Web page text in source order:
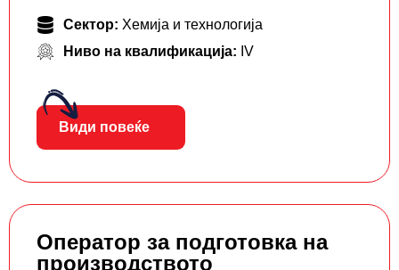
Сектор: Хемија и технологија
Ниво на квалификација: IV
Види повеќе
Оператор за подготовка на
производството